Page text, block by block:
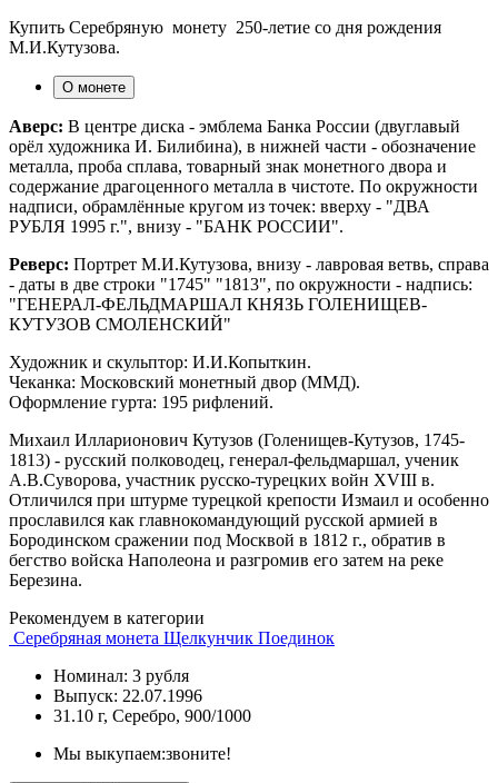
Купить Серебряную монету 250-летие со дня рождения
М.И.Кутузова.
О монете
Аверс: В центре диска - эмблема Банка России (двуглавый
орёл художника И. Билибина), в нижней части - обозначение
металла, проба сплава, товарный знак монетного двора и
содержание драгоценного металла в чистоте. По окружности
надписи, обрамлённые кругом из точек: вверху - "ДВА
РУБЛЯ 1995 г.", внизу - "БАНК РОССИИ".
Реверс: Портрет М.И.Кутузова, внизу - лавровая ветвь, справа
- даты в две строки "1745" "1813", по окружности - надпись:
"ГЕНЕРАЛ-ФЕЛЬДМАРШАЛ КНЯЗЬ ГОЛЕНИЩЕВ-
КУТУЗОВ СМОЛЕНСКИЙ"
Художник и скульптор: И.И.Копыткин.
Чеканка: Московский монетный двор (ММД).
Оформление гурта: 195 рифлений.
Михаил Илларионович Кутузов (Голенищев-Кутузов, 1745-
1813) - русский полководец, генерал-фельдмаршал, ученик
А.В.Суворова, участник русско-турецких войн XVIII в.
Отличился при штурме турецкой крепости Измаил и особенно
прославился как главнокомандующий русской армией в
Бородинском сражении под Москвой в 1812 г., обратив в
бегство войска Наполеона и разгромив его затем на реке
Березина.
Рекомендуем в категории
Серебряная монета Щелкунчик Поединок
Номинал: 3 рубля
Выпуск: 22.07.1996
31.10 г, Серебро, 900/1000
Мы выкупаем:звоните!